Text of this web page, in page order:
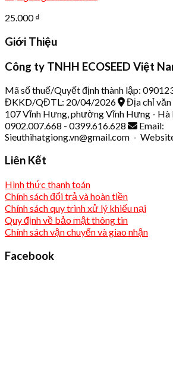
25.000₫
Giới Thiệu
Công ty TNHH ECOSEED Việt
Mã số thuế/Quyết định thành lập:
ĐKKD/QĐTL: 20/04/2026
Địa chỉ văn
107 Vĩnh Hưng, phường Vĩnh Hưng - Hà
0902.007.668 - 0399.616.628
Email:
Sieuthihatgiong.vn@gmail.com -
Liên Kết
Hình thức thanh toán
Chính sách đổi trả và hoàn tiền
Chính sách quy trình xử lý khiếu nại
Quy định về bảo mật thông tin
Chính sách vận chuyển và giao nhận
Facebook